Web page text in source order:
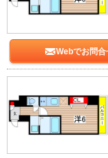
Webでお問合